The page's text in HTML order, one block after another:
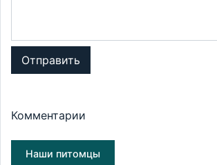
Отправить
Комментарии
Наши питомцы